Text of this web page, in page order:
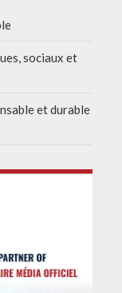
sociaux et
et durable